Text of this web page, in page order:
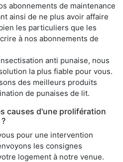
abonnements de maintenance
ainsi de ne plus avoir affaire
les particuliers que les
à nos abonnements de
anti punaise, nous
la plus fiable pour vous.
des meilleurs produits
de punaises de lit.
causes d'une prolifération
pour une intervention
les consignes
logement à notre venue.